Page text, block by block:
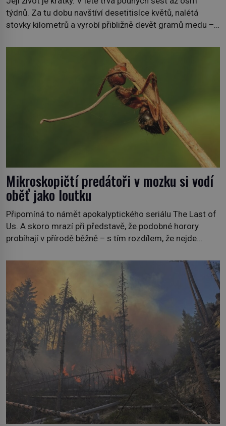
týdnů. Za tu dobu navštíví desetitisíce květů, nalétá
stovky kilometrů a vyrobí přibližně devět gramů medu –
bezvýznamná. Teprve když se spojí s dalšími desítkami
tisíc příslušnic svého včelstva, vznikne jeden z
nejdokonalejších organismů […]
Mikroskopičtí predátoři v mozku si vodí
oběť jako loutku
Připomíná to námět apokalyptického seriálu The Last of
Us. A skoro mrazí při představě, že podobné horory
probíhají v přírodě běžně – s tím rozdílem, že nejde
dokáže ovládat jen vývojově nesrovnatelně jednodušší
živočichy, než je člověk. Najít skutečné zombie není nic
nemožného ani v naší přírodě. […]